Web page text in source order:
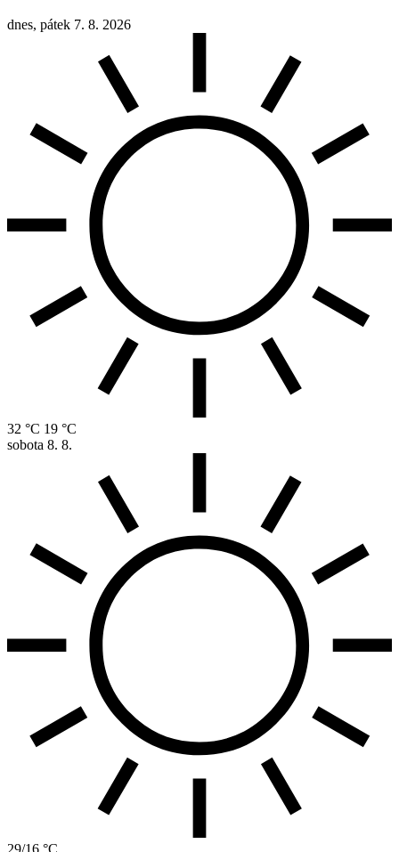
dnes, pátek 7. 8. 2026
32 °C 19 °C
sobota 8. 8.